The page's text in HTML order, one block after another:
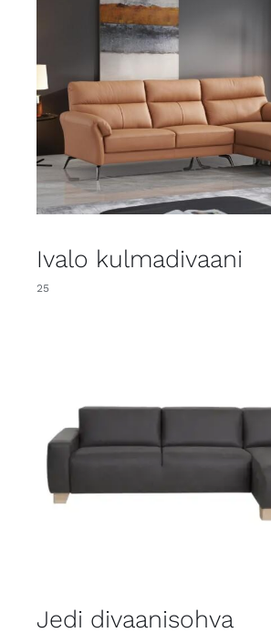
Ivalo kulmadivaani
25
Jedi divaanisohva